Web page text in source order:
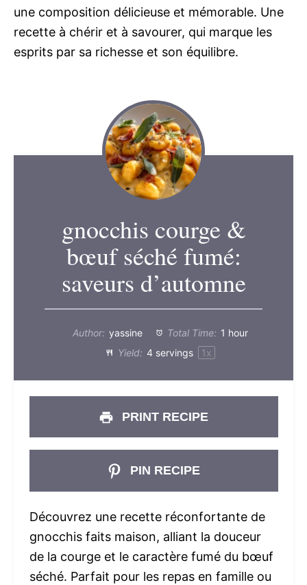
une composition délicieuse et mémorable. Une
recette à chérir et à savourer, qui marque les
esprits par sa richesse et son équilibre.
gnocchis courge &
bœuf séché fumé:
saveurs d’automne
Author: yassine Total Time: 1 hour
Yield: 4servings 1x
PRINT RECIPE
PIN RECIPE
Découvrez une recette réconfortante de
gnocchis faits maison, alliant la douceur
de la courge et le caractère fumé du bœuf
séché. Parfait pour les repas en famille ou